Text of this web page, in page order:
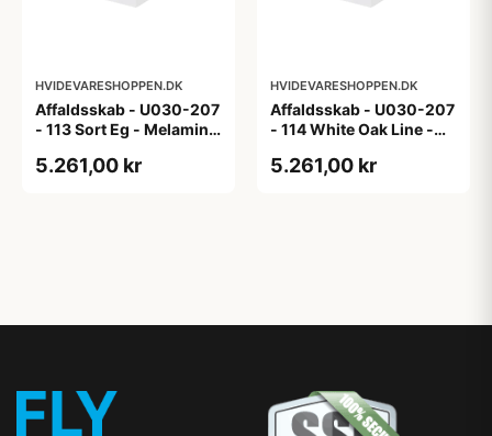
HVIDEVARESHOPPEN.DK
Affaldsskab - U030-207
- 113 Sort Eg - Melamin,
5.261,00 kr
HVIDEVARESHOPPEN.DK
Affaldsskab - U030-207
- 114 White Oak Line -
5.261,00 kr